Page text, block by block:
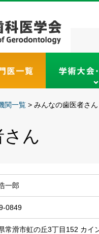
関一覧 > みんなの歯医者さん
ん
一郎
0849
常滑市虹の丘3丁目152 カイ